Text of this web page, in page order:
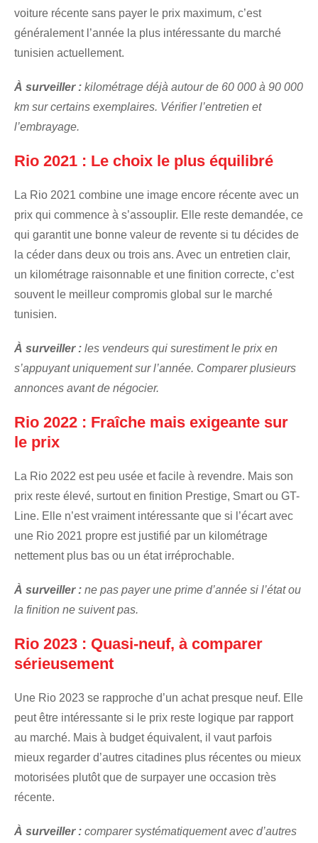
voiture récente sans payer le prix maximum, c’est
généralement l’année la plus intéressante du marché
tunisien actuellement.
À surveiller : kilométrage déjà autour de 60 000 à 90 000
km sur certains exemplaires. Vérifier l’entretien et
l’embrayage.
Rio 2021 : Le choix le plus équilibré
La Rio 2021 combine une image encore récente avec un
prix qui commence à s’assouplir. Elle reste demandée, ce
qui garantit une bonne valeur de revente si tu décides de
la céder dans deux ou trois ans. Avec un entretien clair,
un kilométrage raisonnable et une finition correcte, c’est
souvent le meilleur compromis global sur le marché
tunisien.
À surveiller : les vendeurs qui surestiment le prix en
s’appuyant uniquement sur l’année. Comparer plusieurs
annonces avant de négocier.
Rio 2022 : Fraîche mais exigeante sur
le prix
La Rio 2022 est peu usée et facile à revendre. Mais son
prix reste élevé, surtout en finition Prestige, Smart ou GT-
Line. Elle n’est vraiment intéressante que si l’écart avec
une Rio 2021 propre est justifié par un kilométrage
nettement plus bas ou un état irréprochable.
À surveiller : ne pas payer une prime d’année si l’état ou
la finition ne suivent pas.
Rio 2023 : Quasi-neuf, à comparer
sérieusement
Une Rio 2023 se rapproche d’un achat presque neuf. Elle
peut être intéressante si le prix reste logique par rapport
au marché. Mais à budget équivalent, il vaut parfois
mieux regarder d’autres citadines plus récentes ou mieux
motorisées plutôt que de surpayer une occasion très
récente.
À surveiller : comparer systématiquement avec d’autres